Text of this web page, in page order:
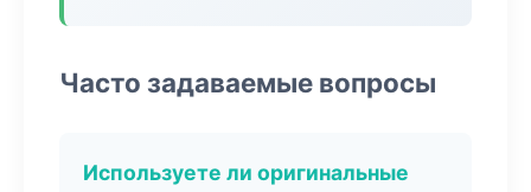
Часто задаваемые вопросы
Используете ли оригинальные